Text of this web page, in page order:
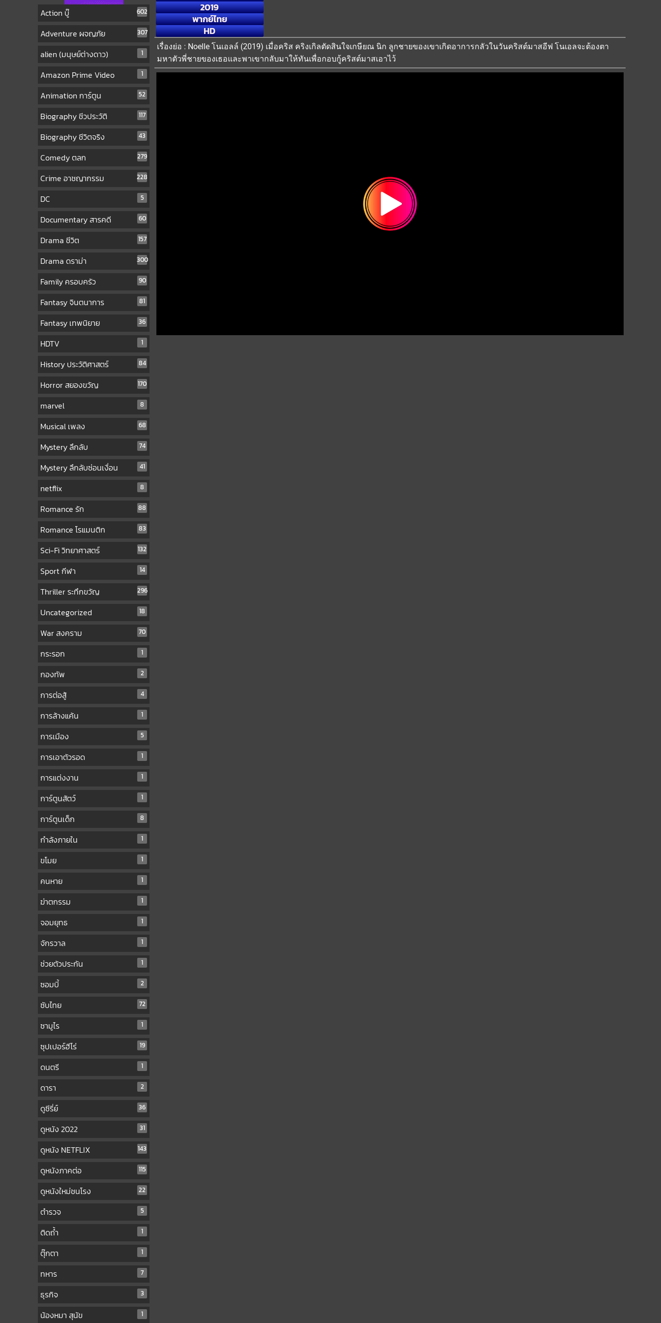
Action บู๊ 602
Adventure ผจญภัย 307
alien (มนุษย์ต่างดาว) 1
Amazon Prime Video 1
Animation การ์ตูน 52
Biography ชีวประวัติ 117
Biography ชีวิตจริง 43
Comedy ตลก 279
Crime อาชญากรรม 228
DC 5
Documentary สารคดี 60
Drama ชีวิต 157
Drama ดราม่า 300
Family ครอบครัว 90
Fantasy จินตนาการ 81
Fantasy เทพนิยาย 36
HDTV 1
History ประวัติศาสตร์ 84
Horror สยองขวัญ 170
marvel 8
Musical เพลง 68
Mystery ลึกลับ 74
Mystery ลึกลับซ่อนเงื่อน 41
netflix 8
Romance รัก 88
Romance โรแมนติก 83
Sci-Fi วิทยาศาสตร์ 132
Sport กีฬา 14
Thriller ระทึกขวัญ 296
Uncategorized 18
War สงคราม 70
กระรอก 1
กองทัพ 2
การต่อสู้ 4
การล้างแค้น 1
การเมือง 5
การเอาตัวรอด 1
การแต่งงาน 1
การ์ตูนสัตว์ 1
การ์ตูนเด็ก 8
กำลังภายใน 1
ขโมย 1
คนหาย 1
ฆ่าตกรรม 1
จอมยุทธ 1
จักรวาล 1
ช่วยตัวประกัน 1
ซอมบี้ 2
ซับไทย 72
ซามูไร 1
ซุปเปอร์ฮีโร่ 19
ดนตรี 1
ดารา 2
ดูซีรี่ย์ 36
ดูหนัง 2022 31
ดูหนัง NETFLIX 143
ดูหนังภาคต่อ 115
ดูหนังใหม่ชนโรง 22
ตำรวจ 5
ติดถ้ำ 1
ตุ๊กตา 1
ทหาร 7
ธุรกิจ 3
น้องหมา สุนัข 1
2019
พากย์ไทย
HD
เรื่องย่อ : Noelle โนเอลล์ (2019) เมื่อคริส คริงเกิลตัดสินใจเกษียณ นิก ลูกชายของเขาเกิดอาการกลัวในวันคริสต์มาสอีฟ โนเอลจะต้องตา
มหาตัวพี่ชายของเธอและพาเขากลับมาให้ทันเพื่อกอบกู้คริสต์มาสเอาไว้